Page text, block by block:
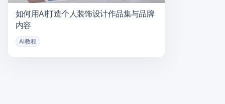
如何用AI打造个人装饰设计作品集与品牌
内容
AI教程